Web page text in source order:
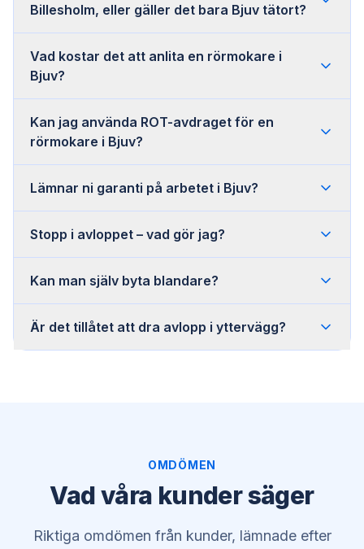
Billesholm, eller gäller det bara Bjuv tätort?
Vad kostar det att anlita en rörmokare i
Bjuv?
Kan jag använda ROT-avdraget för en
rörmokare i Bjuv?
Lämnar ni garanti på arbetet i Bjuv?
Stopp i avloppet – vad gör jag?
Kan man själv byta blandare?
Är det tillåtet att dra avlopp i yttervägg?
OMDÖMEN
Vad våra kunder säger
Riktiga omdömen från kunder, lämnade efter